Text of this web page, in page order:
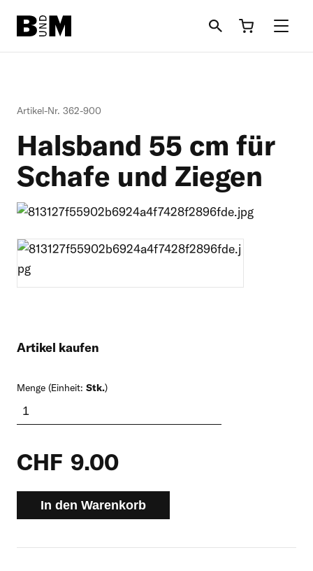
Einstreu
Schafe + Ziegen
Informationen
Artikel-Nr. 362-900
Halsband 55 cm für
Schafe und Ziegen
Artikel kaufen
Menge (Einheit: Stk.)
CHF 9.00
In den Warenkorb